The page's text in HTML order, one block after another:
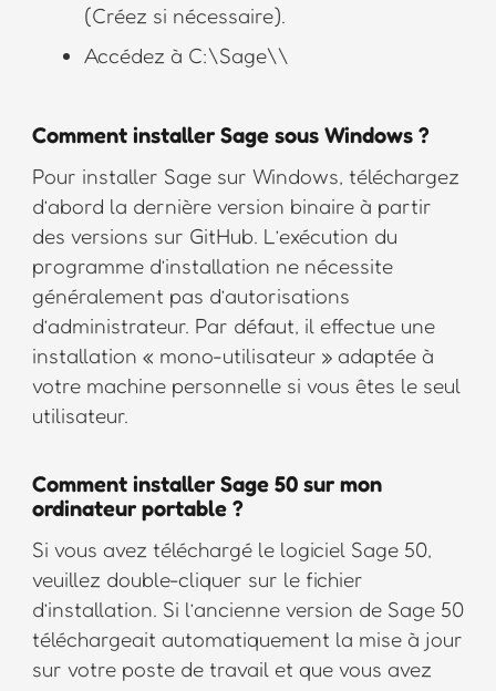
(Créez si nécessaire).
Accédez à C:\Sage\\
Comment installer Sage sous Windows ?
Pour installer Sage sur Windows, téléchargez
d’abord la dernière version binaire à partir
des versions sur GitHub. L’exécution du
programme d’installation ne nécessite
généralement pas d’autorisations
d’administrateur. Par défaut, il effectue une
installation « mono-utilisateur » adaptée à
votre machine personnelle si vous êtes le seul
utilisateur.
Comment installer Sage 50 sur mon
ordinateur portable ?
Si vous avez téléchargé le logiciel Sage 50,
veuillez double-cliquer sur le fichier
d’installation. Si l’ancienne version de Sage 50
téléchargeait automatiquement la mise à jour
sur votre poste de travail et que vous avez